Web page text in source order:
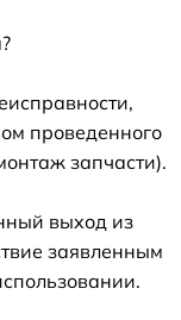
проведенного
запчасти).
выход из
заявленным